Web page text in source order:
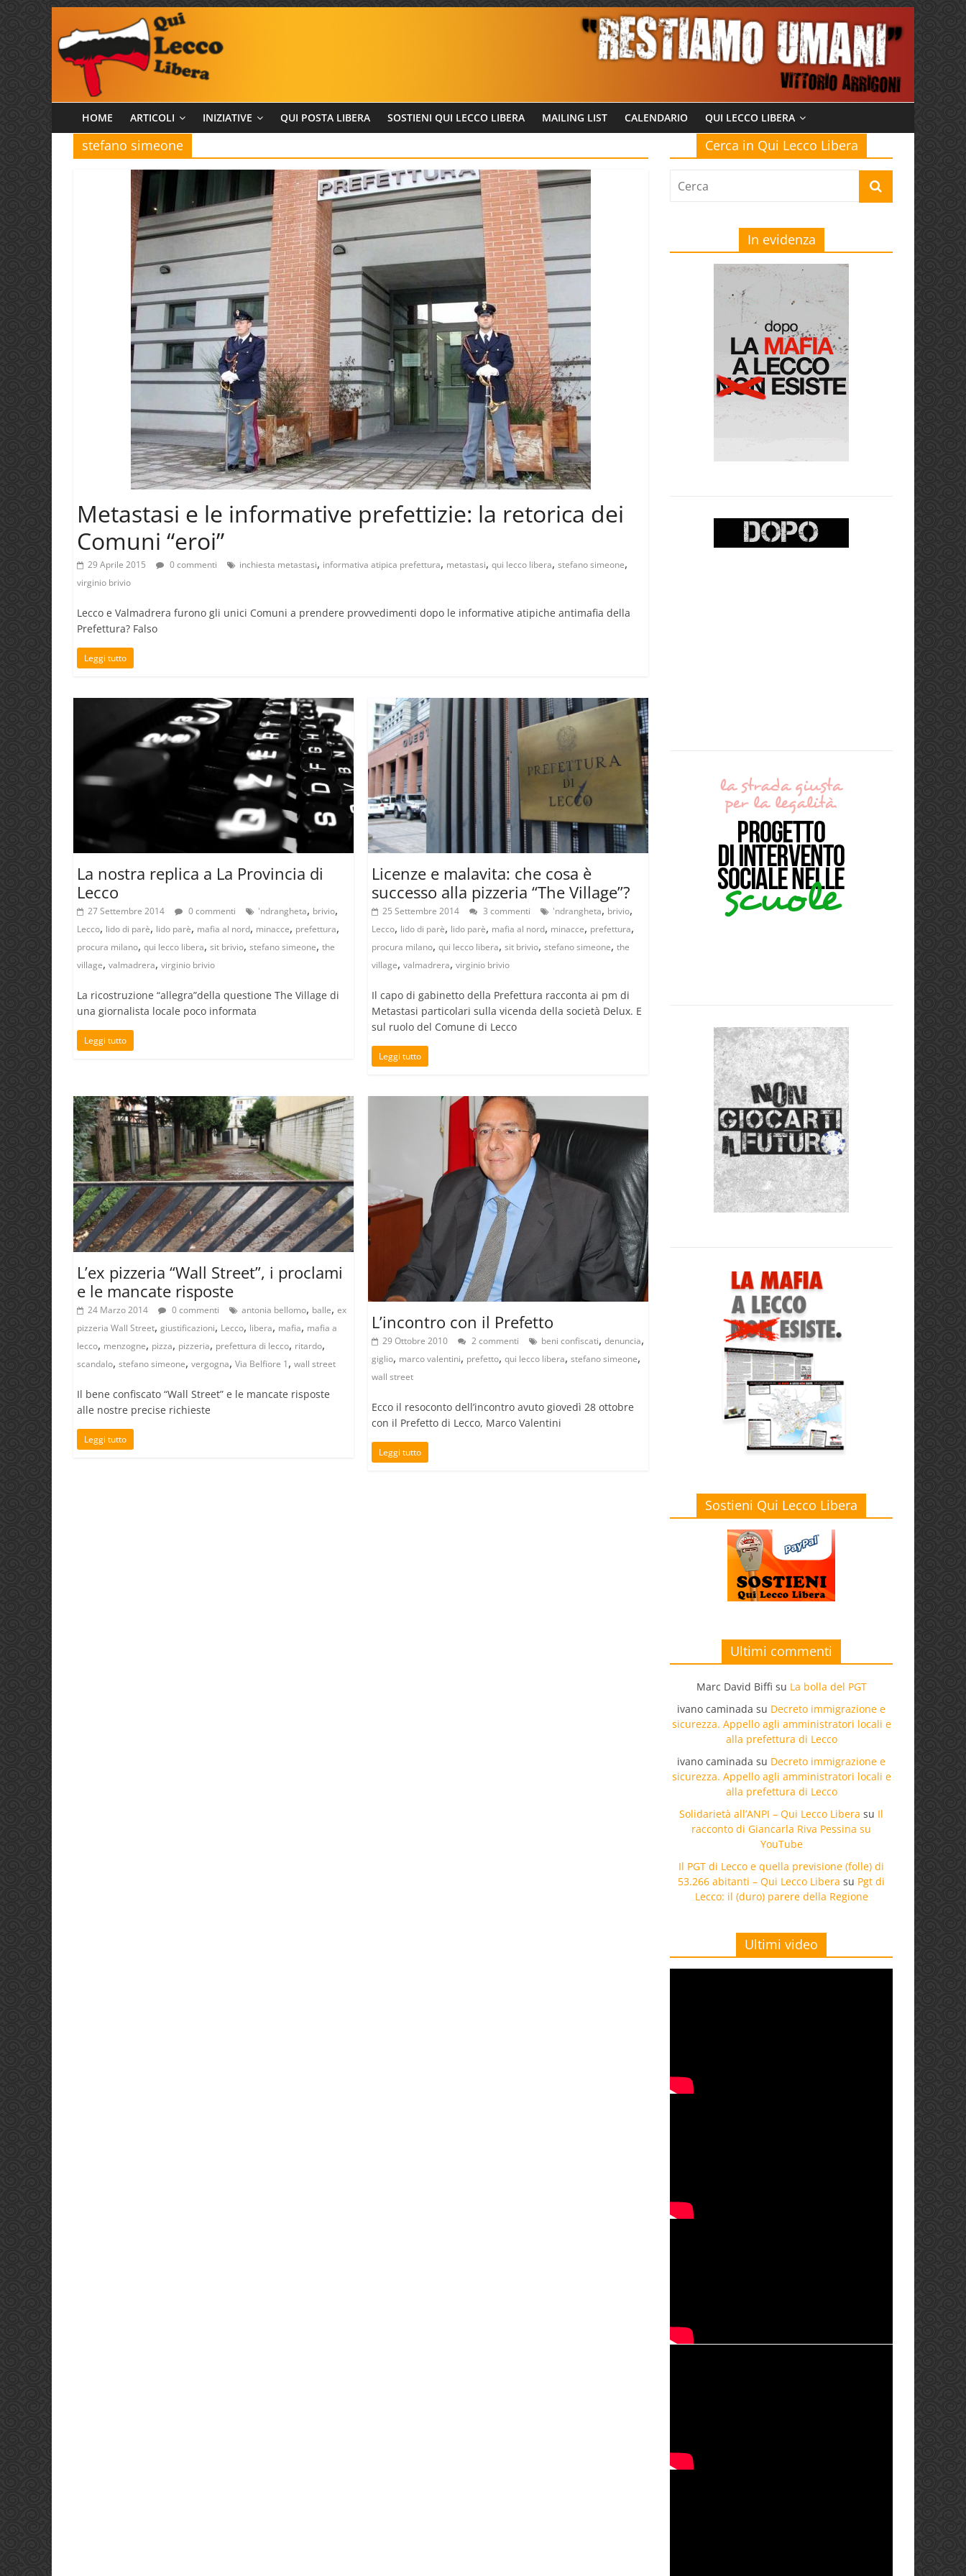
contenuto
Qui
Lecco
Libera
HOME ARTICOLI INIZIATIVE QUI POSTA LIBERA SOSTIENI QUI LECCO LIBERA MAILING LIST CALENDARIO QUI LECCO LIBERA
stefano simeone
Metastasi e le informative prefettizie: la retorica dei
Comuni “eroi”
29 Aprile 2015 0 commenti inchiesta metastasi, informativa atipica prefettura, metastasi, qui lecco libera, stefano simeone,
virginio brivio
Lecco e Valmadrera furono gli unici Comuni a prendere provvedimenti dopo le informative atipiche antimafia della
Prefettura? Falso
Leggi tutto
La nostra replica a La Provincia di
Lecco
27 Settembre 2014 0 commenti 'ndrangheta, brivio,
Lecco, lido di parè, lido parè, mafia al nord, minacce, prefettura,
procura milano, qui lecco libera, sit brivio, stefano simeone, the
village, valmadrera, virginio brivio
La ricostruzione “allegra”della questione The Village di
una giornalista locale poco informata
Leggi tutto
Licenze e malavita: che cosa è
successo alla pizzeria “The Village”?
25 Settembre 2014 3 commenti 'ndrangheta, brivio,
Lecco, lido di parè, lido parè, mafia al nord, minacce, prefettura,
procura milano,qui lecco libera,sit brivio,stefano simeone,the
village,valmadrera,virginio brivio
Il capo di gabinetto della Prefettura racconta ai pm di
Metastasi particolari sulla vicenda della società Delux. E
sul ruolo del Comune di Lecco
Leggi tutto
L’ex pizzeria “Wall Street”, i proclami
e le mancate risposte
24 Marzo 2014 0 commenti antonia bellomo, balle, ex
pizzeria Wall Street, giustificazioni, Lecco, libera, mafia, mafia a
lecco, menzogne, pizza, pizzeria, prefettura di lecco, ritardo,
scandalo, stefano simeone, vergogna, Via Belfiore 1, wall street
Il bene confiscato “Wall Street” e le mancate risposte
alle nostre precise richieste
Leggi tutto
L’incontro con il Prefetto
29 Ottobre 2010 2 commenti beni confiscati,denuncia,
giglio, marco valentini, prefetto,qui lecco libera,stefano simeone,
wall street
Ecco il resoconto dell’incontro avuto giovedì 28 ottobre
con il Prefetto di Lecco, Marco Valentini
Leggi tutto
Cerca in Qui Lecco Libera
In evidenza
Sostieni Qui Lecco Libera
Ultimi commenti
Marc David Biffi su La bolla del PGT
ivano caminada su Decreto immigrazione e
sicurezza. Appello agli amministratori locali e
alla prefettura di Lecco
ivano caminada su Decreto immigrazione e
sicurezza. Appello agli amministratori locali e
alla prefettura di Lecco
Solidarietà all’ANPI – Qui Lecco Libera su Il
racconto di Giancarla Riva Pessina su
YouTube
Il PGT di Lecco e quella previsione (folle) di
53.266 abitanti – Qui Lecco Libera su Pgt di
Lecco: il (duro) parere della Regione
Ultimi video